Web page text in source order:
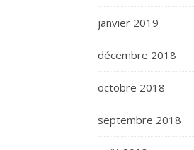
janvier 2019
décembre 2018
octobre 2018
septembre 2018